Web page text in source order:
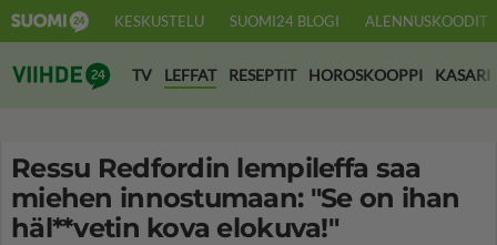
KESKUSTELU SUOMI24 BLOGI ALENNUSKOODIT
Suomi24 Viihde
TV LEFFAT RESEPTIT HOROSKOOPPI KASARI
Ressu Redfordin lempileffa saa
miehen innostumaan: "Se on ihan
häl**vetin kova elokuva!"